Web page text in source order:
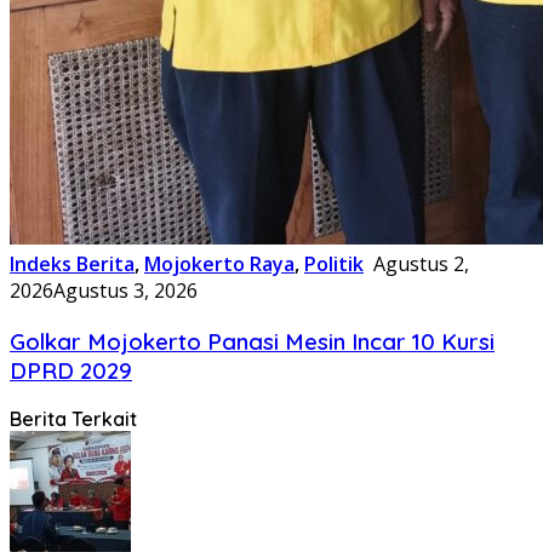
Indeks Berita, Mojokerto Raya, Politik Agustus 2,
2026Agustus 3, 2026
Golkar Mojokerto Panasi Mesin Incar 10 Kursi
DPRD 2029
Berita Terkait